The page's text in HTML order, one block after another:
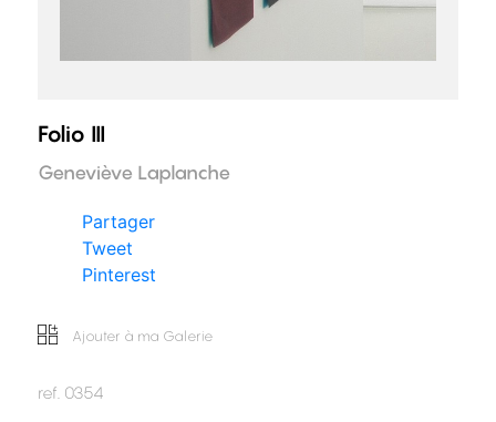
Folio III
Geneviève Laplanche
Partager
Tweet
Pinterest
Ajouter à ma Galerie
ref. 0354